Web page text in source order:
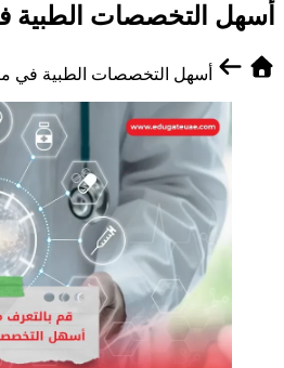
أسهل التخصصات الطبية
أسهل التخصصات الطبية في